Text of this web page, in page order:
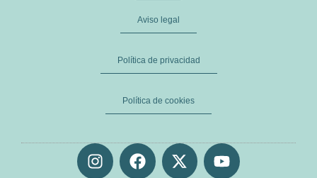
Aviso legal
Política de privacidad
Política de cookies